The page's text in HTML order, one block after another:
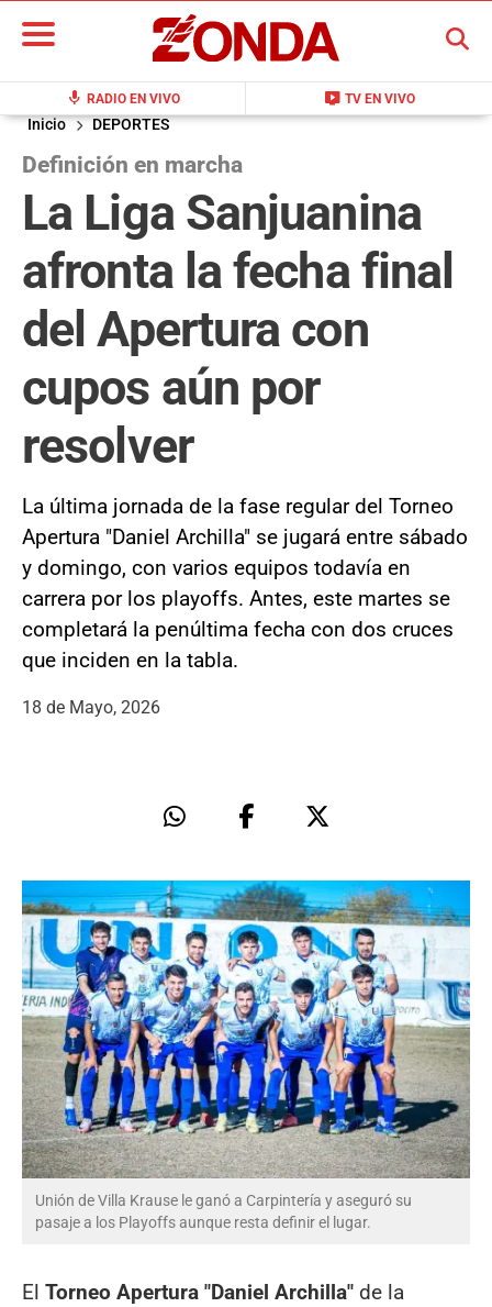
mic RADIO EN VIVO live_tv TV EN VIVO
BUSCAR
Inicio DEPORTES
Definición en marcha
La Liga Sanjuanina
afronta la fecha final
del Apertura con
cupos aún por
resolver
La última jornada de la fase regular del Torneo
Apertura "Daniel Archilla" se jugará entre sábado
y domingo, con varios equipos todavía en
carrera por los playoffs. Antes, este martes se
completará la penúltima fecha con dos cruces
que inciden en la tabla.
18 de Mayo, 2026
Unión de Villa Krause le ganó a Carpintería y aseguró su
pasaje a los Playoffs aunque resta definir el lugar.
El Torneo Apertura "Daniel Archilla" de la